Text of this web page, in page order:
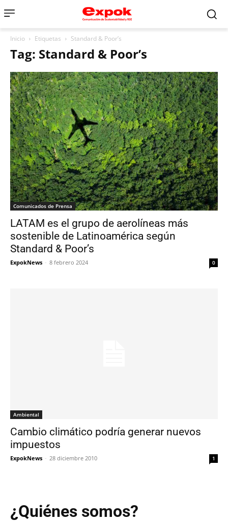
Inicio Etiquetas Standard & Poor’s
Tag: Standard & Poor’s
Comunicados de Prensa
LATAM es el grupo de aerolíneas más
sostenible de Latinoamérica según
Standard & Poor’s
ExpokNews - 8 febrero 2024 0
Ambiental
Cambio climático podría generar nuevos
impuestos
ExpokNews - 28 diciembre 2010 1
¿Quiénes somos?